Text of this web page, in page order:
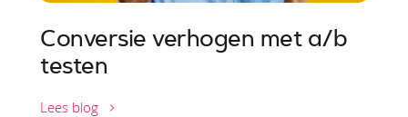
Conversie verhogen met a/b
testen
Lees blog